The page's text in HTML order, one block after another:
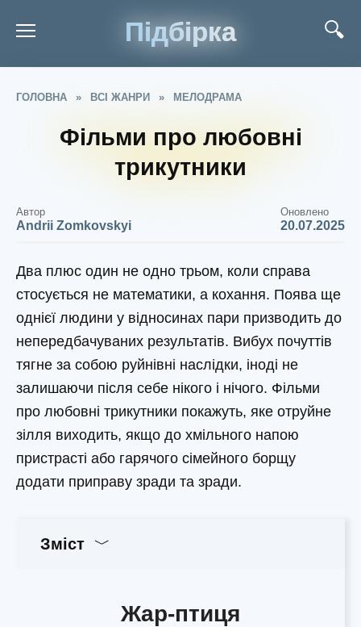
Підбірка
ГОЛОВНА » ВСІ ЖАНРИ » МЕЛОДРАМА
Фільми про любовні
трикутники
Автор
Andrii Zomkovskyi
Оновлено
20.07.2025
Два плюс один не одно трьом, коли справа
стосується не математики, а кохання. Поява ще
однієї людини у відносинах пари призводить до
непередбачуваних результатів. Вибух почуттів
тягне за собою руйнівні наслідки, іноді не
залишаючи після себе нікого і нічого. Фільми
про любовні трикутники покажуть, яке отруйне
зілля виходить, якщо до хмільного напою
пристрасті або гарячого сімейного борщу
додати приправу зради та зради.
Зміст
Жар-птиця